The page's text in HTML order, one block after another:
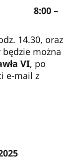
8:00 –
14.30, oraz
można
VI, po
e-mail z